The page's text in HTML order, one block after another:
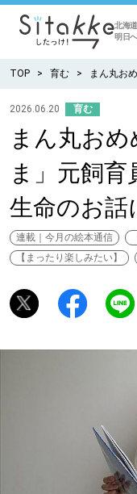
北海
明日
CATEGORY カテゴ
食べる
出かける
みがく
TOP 育む まん丸お
2026.06.20 育む
まん丸お
ま」元飼育
生命のお話
連載｜今月の絵本通信
【まったり楽しみたい】